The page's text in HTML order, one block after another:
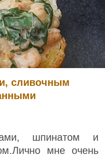
сливочным
шпинатом и
мне очень